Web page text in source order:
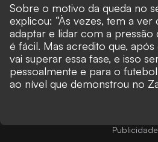
Sobre o motivo da queda no
explicou: “Às vezes, tem a
adaptar e lidar com a pressão
é fácil. Mas acredito que,
vai superar essa fase, e isso
pessoalmente e para o
ao nível que demonstrou no
Publicidade